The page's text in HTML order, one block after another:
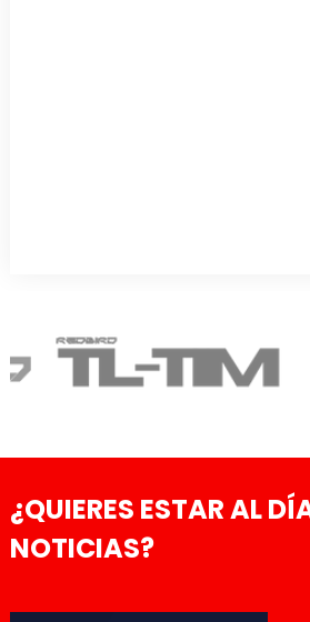
¿QUIERES ESTAR AL
NOTICIAS?